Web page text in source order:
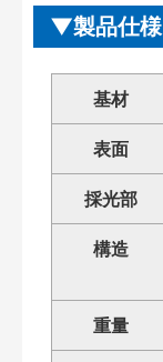
製品仕様
基材
表面
採光部
構造
重量